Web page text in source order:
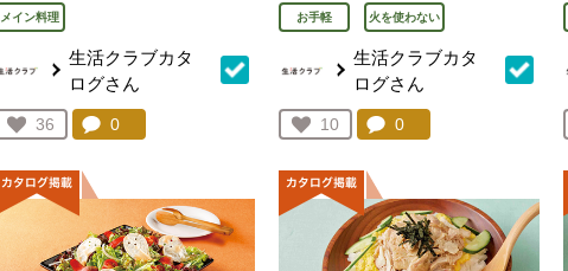
メイン料理
生活クラブカタ
ログさん
お気に入り登録：
36
人が登録
コメント：
0
お手軽 火を使わない
生活クラブカタ
ログさん
お気に入り登録：
10
人が登録
コメント：
0件。コメントを見る。